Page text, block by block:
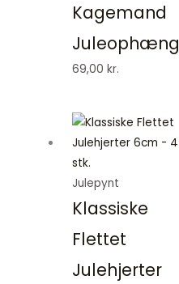
Kagemand
Juleophæng
69,00kr.
Julepynt
Klassiske
Flettet
Julehjerter